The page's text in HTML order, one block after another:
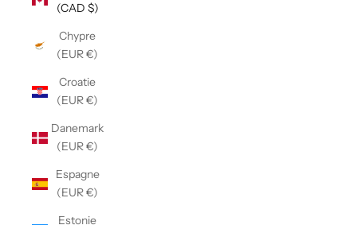
(CAD $)
Chypre
(EUR €)
Croatie
(EUR €)
Danemark
(EUR €)
Espagne
(EUR €)
Estonie